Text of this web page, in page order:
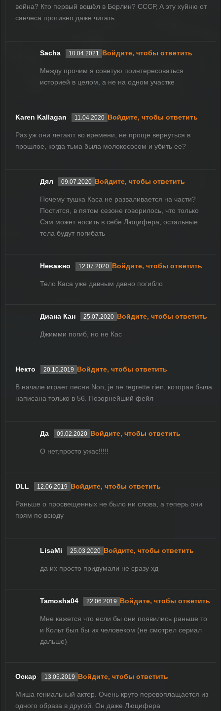
война? Кто первый вошёл в Берлин? СССР, А эту хуйню от
санчеса противно даже читать
Sacha 10.04.2021 Войдите, чтобы ответить
Между прочим я советую поинтересоваться
историей в целом, а не на одном участке
Karen Kallagan 11.04.2020 Войдите, чтобы ответить
Раз уж они летают во времени, не проще вернуться в
прошлое, когда тьма была молокососом и убить ее?
Дял 09.07.2020 Войдите, чтобы ответить
Почему тушка Каса не разваливается на части?
Постится, в пятом сезоне говорилось, что только
Сэм может носить в себе Люцифера, остальные
тела будут погибать
Неважно 12.07.2020 Войдите, чтобы ответить
Тело Каса уже давным давно погибло
Диана Кан 25.07.2020 Войдите, чтобы ответить
Джимми погиб, но не Кас
Некто 20.10.2019 Войдите, чтобы ответить
В начале играет песня Non, je ne regrette rien, которая была
написана только в 56. Позорнейший фейл
Да 09.02.2020 Войдите, чтобы ответить
О нет,просто ужас!!!!!
DLL 12.06.2019 Войдите, чтобы ответить
Раньше о просвещенных не было ни слова, а теперь они
прям по всюду
LisaMi 25.03.2020 Войдите, чтобы ответить
да их просто придумали не сразу хд
Tamosha04 22.06.2019 Войдите, чтобы ответить
Мне кажется что если бы они появились раньше то
и Кольт был бы их человеком (не смотрел сериал
дальше)
Оскар 13.05.2019 Войдите, чтобы ответить
Миша гениальный актер. Очень круто перевоплащается из
одного образа в другой. Он даже Люцифера